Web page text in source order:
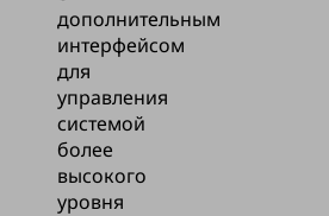
дополнительным
интерфейсом
для
управления
системой
более
высокого
уровня